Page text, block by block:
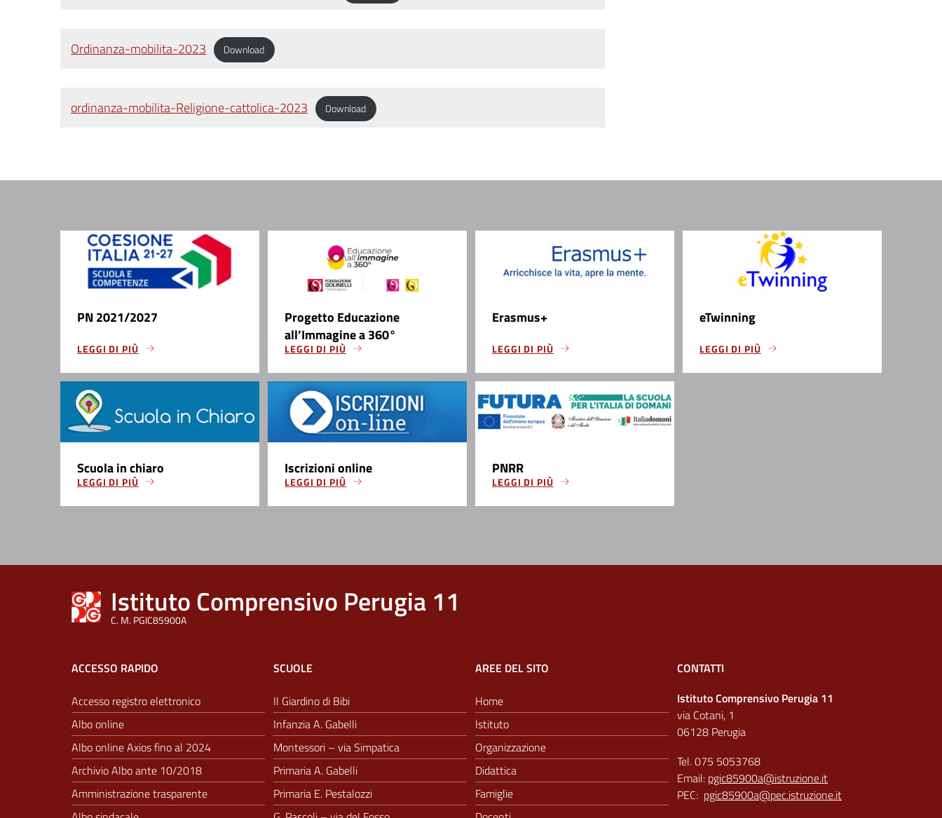
Ordinanza-mobilita-2023 Download
ordinanza-mobilita-Religione-cattolica-2023 Download
PN 2021/2027
LEGGI DI PIÙ
Progetto Educazione
all’Immagine a 360°
LEGGI DI PIÙ
Erasmus+
LEGGI DI PIÙ
eTwinning
LEGGI DI PIÙ
Scuola in chiaro
LEGGI DI PIÙ
Iscrizioni online
LEGGI DI PIÙ
PNRR
LEGGI DI PIÙ
Istituto Comprensivo Perugia 11
C. M. PGIC85900A
ACCESSO RAPIDO
Accesso registro elettronico
Albo online
Albo online Axios fino al 2024
Archivio Albo ante 10/2018
Amministrazione trasparente
SCUOLE
Il Giardino di Bibi
Infanzia A. Gabelli
Montessori – via Simpatica
Primaria A. Gabelli
Primaria E. Pestalozzi
AREE DEL SITO
Home
Istituto
Organizzazione
Didattica
Famiglie
CONTATTI
Istituto Comprensivo Perugia 11
via Cotani, 1
06128 Perugia
Tel. 075 5053768
Email: pgic85900a@istruzione.it
PEC: pgic85900a@pec.istruzione.it